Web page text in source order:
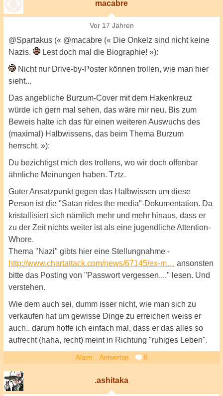
macabre
Vor 17 Jahren
@Spartakus (« @macabre (« Die Onkelz sind nicht keine
Nazis.
Lest doch mal die Biographie! »):
Nicht nur Drive-by-Poster können trollen, wie man hier
sieht...
Das angebliche Burzum-Cover mit dem Hakenkreuz
würde ich gern mal sehen, das wäre mir neu. Bis zum
Beweis halte ich das für einen weiteren Auswuchs des
(maximal) Halbwissens, das beim Thema Burzum
herrscht. »):
Du bezichtigst mich des trollens, wo wir doch offenbar
ähnliche Meinungen haben. Tztz.
Guter Ansatzpunkt gegen das Halbwissen um diese
Person ist die "Satan rides the media"-Dokumentation. Da
kristallisiert sich nämlich mehr und mehr hinaus, dass er
zu der Zeit nichts weiter ist als eine jugendliche Attention-
Whore.
Thema "Nazi" gibts hier eine Stellungnahme -
http://www.chartattack.com/news/67145/ex-m… ansonsten
bitte das Posting von "Passwort vergessen...." lesen. Und
verstehen.
Wie dem auch sei, dumm isser nicht, wie man sich zu
verkaufen hat um gewisse Dinge zu erreichen weiss er
auch.. darum hoffe ich einfach mal, dass er das alles so
aufrecht (haha, recht) meint in Richtung "ruhiges Leben".
Alarm Antworten 0
.ashitaka